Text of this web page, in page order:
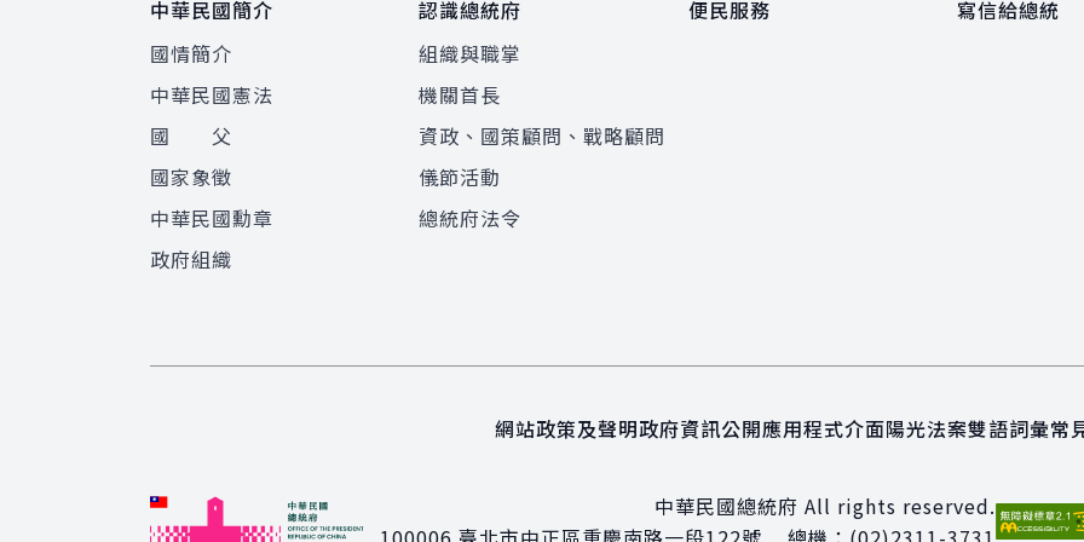
中華民國簡介
國情簡介
中華民國憲法
國 父
國家象徵
中華民國勳章
政府組織
認識總統府
組織與職掌
機關首長
資政、國策顧問、戰略顧問
儀節活動
總統府法令
便民服務 寫信給總統
網站政策及聲明政府資訊公開應用程式介面陽光法案雙語詞彙常
中華民國總統府 All rights reserved.